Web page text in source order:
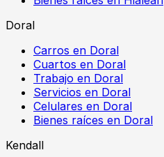
Doral
Carros en Doral
Cuartos en Doral
Trabajo en Doral
Servicios en Doral
Celulares en Doral
Bienes raíces en Doral
Kendall